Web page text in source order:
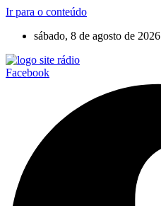
Ir para o conteúdo
sábado, 8 de agosto de 2026
Facebook